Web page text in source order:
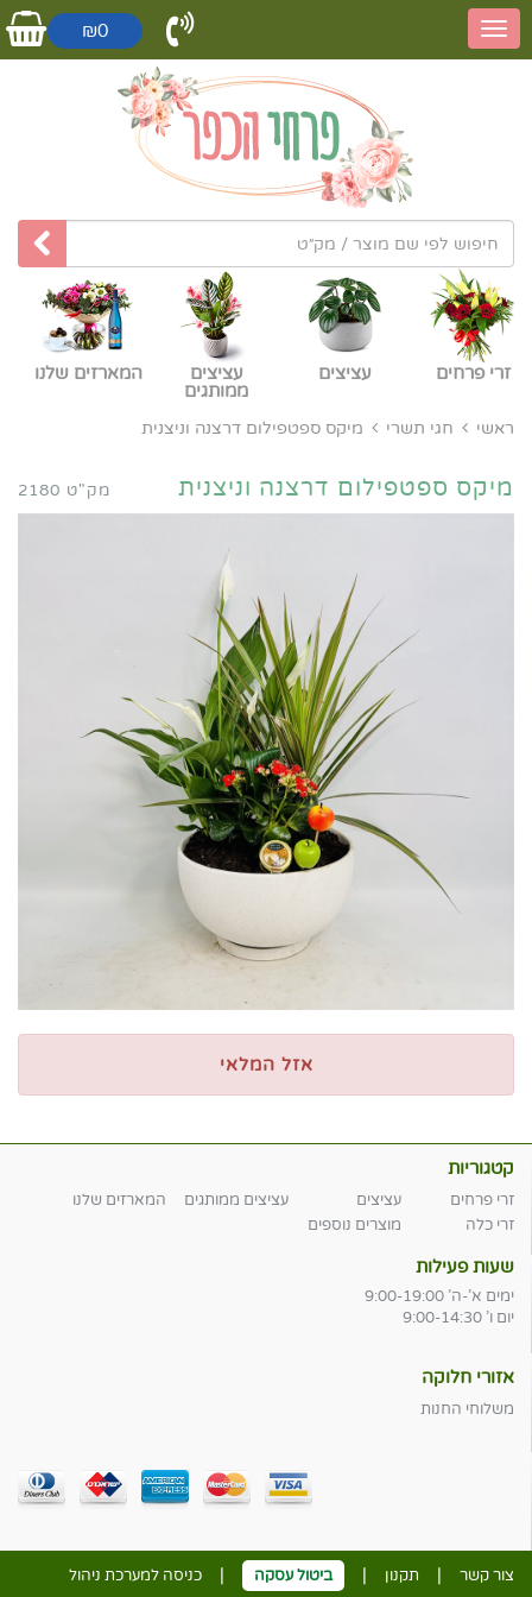
₪0
זרי פרחים עציצים
עציצים
ממותגים
המארזים שלנו
ראשי חגי תשרי מיקס ספטפילום דרצנה וניצנית
מיקס ספטפילום דרצנה וניצנית מק"ט 2180
אזל המלאי
קטגוריות
זרי פרחים עציצים עציצים ממותגים
המארזים שלנו
זרי כלה
מוצרים נוספים
שעות פעילות
ימים א'-ה' 9:00-19:00
יום ו' 9:00-14:30
אזורי חלוקה
משלוחי החנות
צור קשר | תקנון | ביטול עסקה | כניסה למערכת ניהול